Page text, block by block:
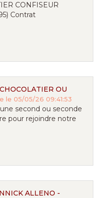
CONFISEUR
Contrat
OU
le 05/05/26 09:41:53
second ou seconde
pour rejoindre notre
ALLENO -